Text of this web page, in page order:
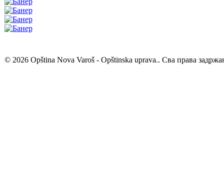
© 2026 Opština Nova Varoš - Opštinska uprava.. Сва права